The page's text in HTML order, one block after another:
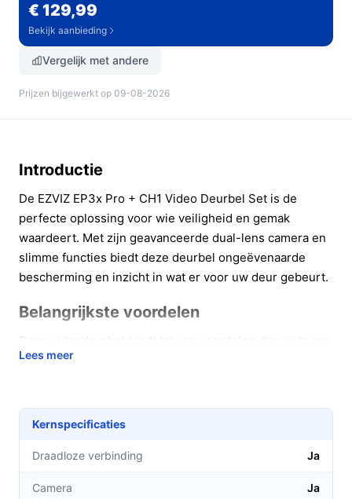
€ 129,99
Bekijk aanbieding
Vergelijk met andere
Prijzen bijgewerkt op 09-08-2026
Introductie
De EZVIZ EP3x Pro + CH1 Video Deurbel Set is de
perfecte oplossing voor wie veiligheid en gemak
waardeert. Met zijn geavanceerde dual-lens camera en
slimme functies biedt deze deurbel ongeëvenaarde
bescherming en inzicht in wat er voor uw deur gebeurt.
Belangrijkste voordelen
gemakkelijker en veiliger maken:
1080p onderlens zorgen voor een breed zicht van
162°, zodat u altijd duidelijk kunt zien wie er voor
uw deur staat.
meldingen wanneer uw pakket wordt geleverd of
Lees meer
Kernspecificaties
Draadloze verbinding Ja
Camera Ja